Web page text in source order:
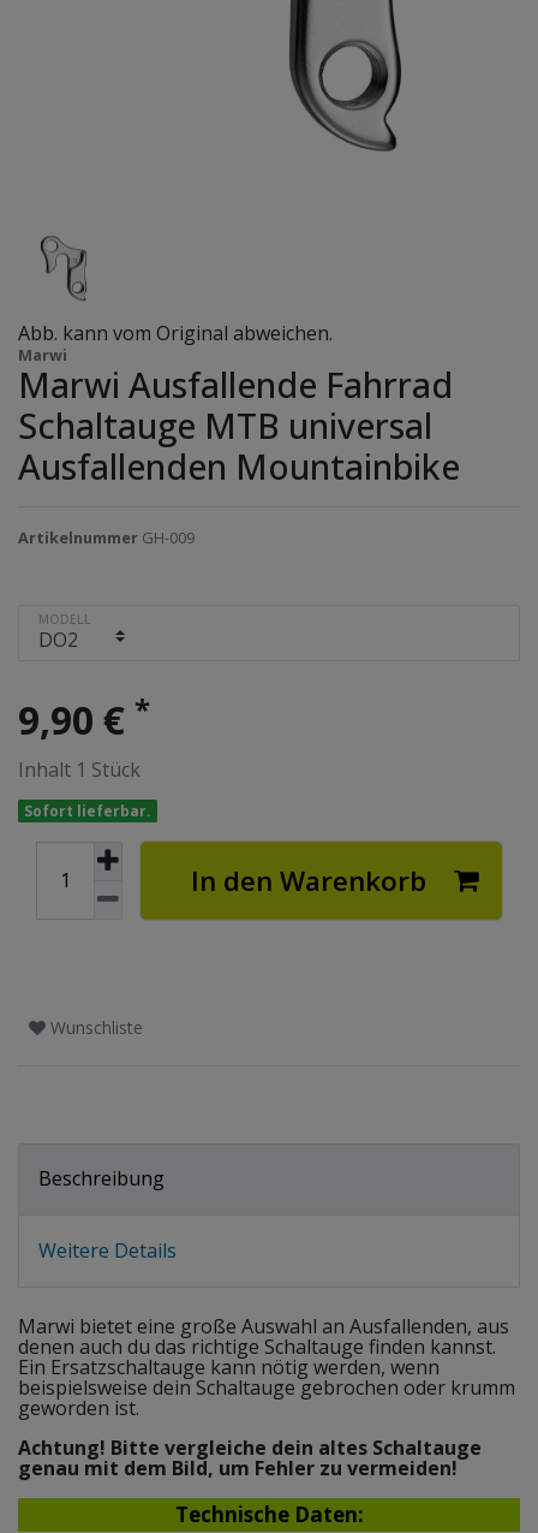
Abb. kann vom Original abweichen.
Marwi
Marwi Ausfallende Fahrrad
Schaltauge MTB universal
Ausfallenden Mountainbike
Artikelnummer GH-009
MODELL
9,90 € *
Inhalt 1 Stück
Sofort lieferbar.
In den Warenkorb
Wunschliste
Beschreibung
Weitere Details
Marwi bietet eine große Auswahl an Ausfallenden, aus
denen auch du das richtige Schaltauge finden kannst.
Ein Ersatzschaltauge kann nötig werden, wenn
beispielsweise dein Schaltauge gebrochen oder krumm
geworden ist.
Achtung! Bitte vergleiche dein altes Schaltauge
genau mit dem Bild, um Fehler zu vermeiden!
Technische Daten: